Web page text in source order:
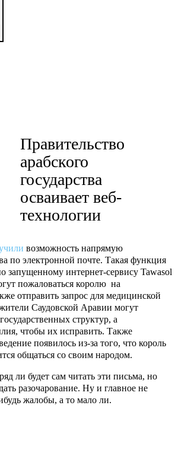
Правительство
арабского
государства
осваивает веб-
технологии
возможность напрямую
по электронной почте. Такая функция
запущенному интернет-сервису Tawasol
пожаловаться королю на
отправить запрос для медицинской
Саудовской Аравии могут
структур, а
чтобы их исправить. Также
появилось из-за того, что король
общаться со своим народом.
ли будет сам читать эти письма, но
разочарование. Ну и главное не
жалобы, а то мало ли.